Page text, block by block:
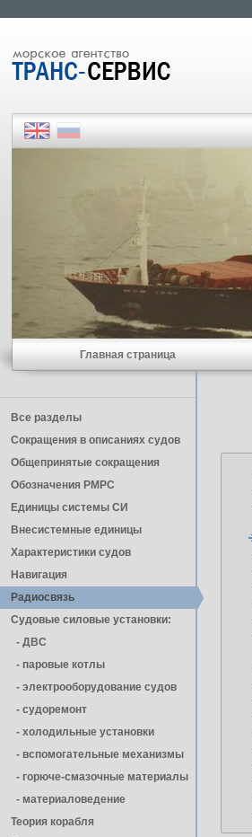
Главная страница
Все разделы
Сокращения в описаниях судов
Общепринятые сокращения
Обозначения РМРС
Единицы cистемы СИ
Внесистемные единицы
Характеристики судов
Навигация
Радиосвязь
Судовые силовые установки:
- ДВС
- паровые котлы
- электрооборудование судов
- cудоремонт
- холодильные установки
- вспомогательные механизмы
- горюче-смазочные материалы
- материаловедение
Теория корабля